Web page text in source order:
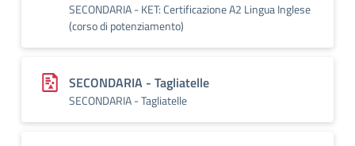
SECONDARIA - KET: Certificazione A2 Lingua Inglese
(corso di potenziamento)
SECONDARIA - Tagliatelle
SECONDARIA - Tagliatelle